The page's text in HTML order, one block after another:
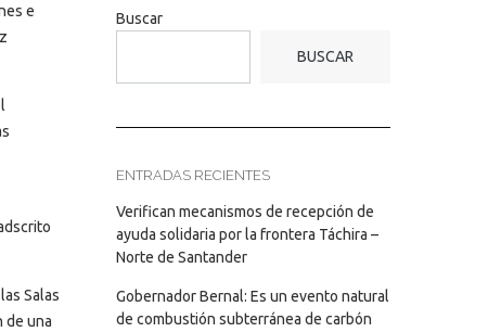
e
Salas
de una
Buscar
BUSCAR
ENTRADAS RECIENTES
Verifican mecanismos de recepción de
ayuda solidaria por la frontera Táchira –
Norte de Santander
Gobernador Bernal: Es un evento natural
de combustión subterránea de carbón